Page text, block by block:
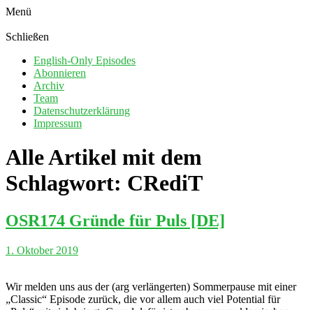
Menü
Schließen
English-Only Episodes
Abonnieren
Archiv
Team
Datenschutzerklärung
Impressum
Alle Artikel mit dem
Schlagwort: CRediT
OSR174 Gründe für Puls [DE]
1. Oktober 2019
Wir melden uns aus der (arg verlängerten) Sommerpause mit einer
„Classic“ Episode zurück, die vor allem auch viel Potential für